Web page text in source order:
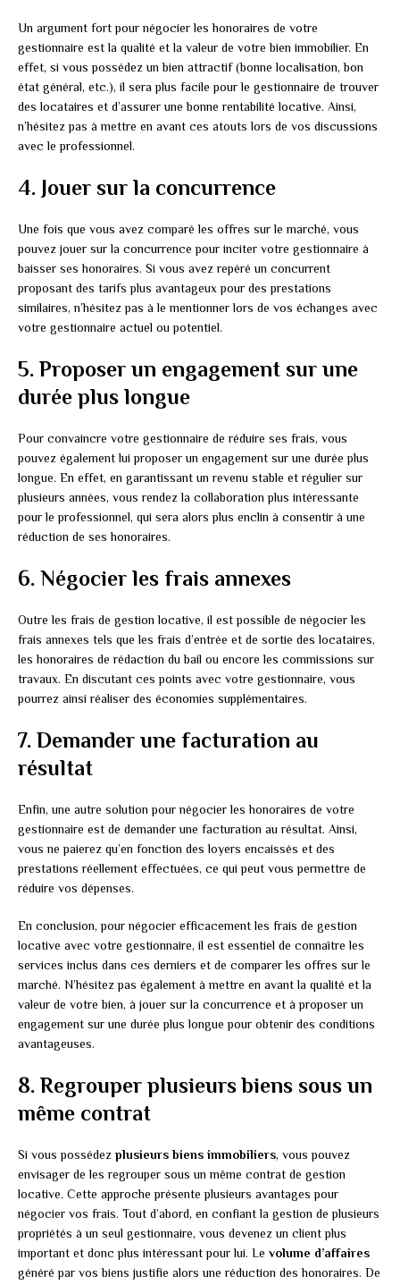
Un argument fort pour négocier les honoraires de votre
gestionnaire est la qualité et la valeur de votre bien immobilier. En
effet, si vous possédez un bien attractif (bonne localisation, bon
état général, etc.), il sera plus facile pour le gestionnaire de trouver
des locataires et d’assurer une bonne rentabilité locative. Ainsi,
n’hésitez pas à mettre en avant ces atouts lors de vos discussions
avec le professionnel.
4. Jouer sur la concurrence
Une fois que vous avez comparé les offres sur le marché, vous
pouvez jouer sur la concurrence pour inciter votre gestionnaire à
baisser ses honoraires. Si vous avez repéré un concurrent
proposant des tarifs plus avantageux pour des prestations
similaires, n’hésitez pas à le mentionner lors de vos échanges avec
votre gestionnaire actuel ou potentiel.
5. Proposer un engagement sur une
durée plus longue
Pour convaincre votre gestionnaire de réduire ses frais, vous
pouvez également lui proposer un engagement sur une durée plus
longue. En effet, en garantissant un revenu stable et régulier sur
plusieurs années, vous rendez la collaboration plus intéressante
pour le professionnel, qui sera alors plus enclin à consentir à une
réduction de ses honoraires.
6. Négocier les frais annexes
Outre les frais de gestion locative, il est possible de négocier les
frais annexes tels que les frais d’entrée et de sortie des locataires,
les honoraires de rédaction du bail ou encore les commissions sur
travaux. En discutant ces points avec votre gestionnaire, vous
pourrez ainsi réaliser des économies supplémentaires.
7. Demander une facturation au
résultat
Enfin, une autre solution pour négocier les honoraires de votre
gestionnaire est de demander une facturation au résultat. Ainsi,
vous ne paierez qu’en fonction des loyers encaissés et des
prestations réellement effectuées, ce qui peut vous permettre de
réduire vos dépenses.
En conclusion, pour négocier efficacement les frais de gestion
locative avec votre gestionnaire, il est essentiel de connaître les
services inclus dans ces derniers et de comparer les offres sur le
marché. N’hésitez pas également à mettre en avant la qualité et la
valeur de votre bien, à jouer sur la concurrence et à proposer un
engagement sur une durée plus longue pour obtenir des conditions
avantageuses.
8. Regrouper plusieurs biens sous un
même contrat
Si vous possédez plusieurs biens immobiliers, vous pouvez
envisager de les regrouper sous un même contrat de gestion
locative. Cette approche présente plusieurs avantages pour
négocier vos frais. Tout d’abord, en confiant la gestion de plusieurs
propriétés à un seul gestionnaire, vous devenez un client plus
important et donc plus intéressant pour lui. Le volume d’affaires
généré par vos biens justifie alors une réduction des honoraires. De